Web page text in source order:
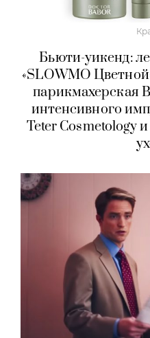
Бьюти-уикенд:
«SLOWMO
парикмахерская
интенсивного
Teter Cosmetology